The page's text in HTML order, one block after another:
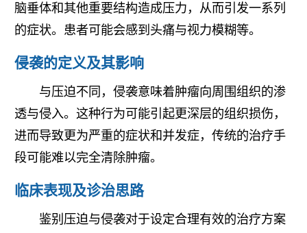
脑垂体和其他重要结构造成压力，从而引发一系列
的症状。患者可能会感到头痛与视力模糊等。
侵袭的定义及其影响
与压迫不同，侵袭意味着肿瘤向周围组织的渗
透与侵入。这种行为可能引起更深层的组织损伤，
进而导致更为严重的症状和并发症，传统的治疗手
段可能难以完全清除肿瘤。
临床表现及诊治思路
鉴别压迫与侵袭对于设定合理有效的治疗方案